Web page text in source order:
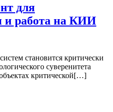
для
и работа на КИИ
становится критически
суверенитета
критической[…]